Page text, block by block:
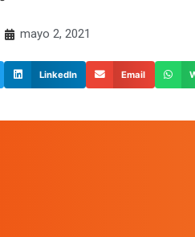
mayo 2, 2021
LinkedIn Email